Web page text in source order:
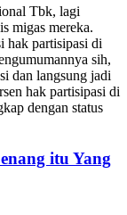
Tbk, lagi
migas mereka.
hak partisipasi di
sih,
dan langsung jadi
hak partisipasi di
dengan status
itu Yang